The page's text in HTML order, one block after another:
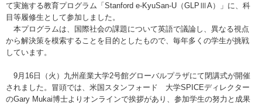
て実施する教育プログラム 「Stanford e-KyuSan-U（GLPⅢA）」に、 科
目等履修生として参加しました。
本プログラムは、国際社会の課題について英語で議論し、 異なる視点
から解決策を模索することを目的としたもので、毎年多くの学生が挑戦
しています。
9月16日（火）九州産業大学2号館グローバルプラザにて閉講式が開催
されました 。冒頭では、米国スタンフォード 大学SPICEディレクター
のGary Mukai博士よりオンラインで挨拶があり、参加学生の努力と成果